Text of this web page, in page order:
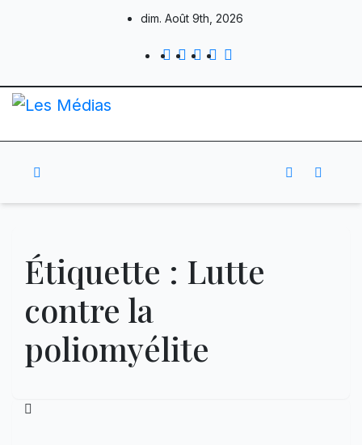
dim. Août 9th, 2026
Étiquette : Lutte
contre la
poliomyélite